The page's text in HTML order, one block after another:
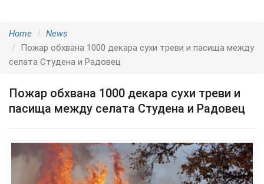
Home
News
Пожар обхвана 1000 декара сухи треви и пасища между
селата Студена и Радовец
Пожар обхвана 1000 декара сухи треви и
пасища между селата Студена и Радовец